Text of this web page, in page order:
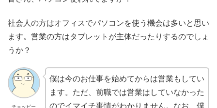
社会人の方はオフィスでパソコンを使う機会は多いと思い
ます。営業の方はタブレットが主体だったりするのでしょ
うか？
僕は今のお仕事を始めてからは営業もしてい
ます。ただ、前職では営業はしていなかった
のでイマイチ事情がわかりません。なお、僕